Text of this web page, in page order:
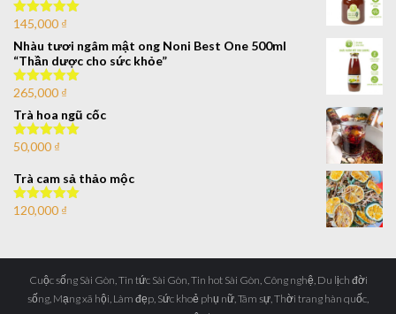
Được xếp
sao
145,000 ₫
Nhàu tươi ngâm mật ong Noni Best One 500ml
“Thần dược cho sức khỏe”
Được xếp
sao
265,000 ₫
Trà hoa ngũ cốc
Được xếp
50,000 ₫
Trà cam sả thảo mộc
Được xếp
120,000 ₫
Cuộc sống Sài Gòn, Tin tức Sài Gòn, Tin hot Sài Gòn, Công nghệ, Du lịch đời
sống, Mạng xã hội, Làm đẹp, Sức khoẻ phụ nữ, Tâm sự, Thời trang hàn quốc,